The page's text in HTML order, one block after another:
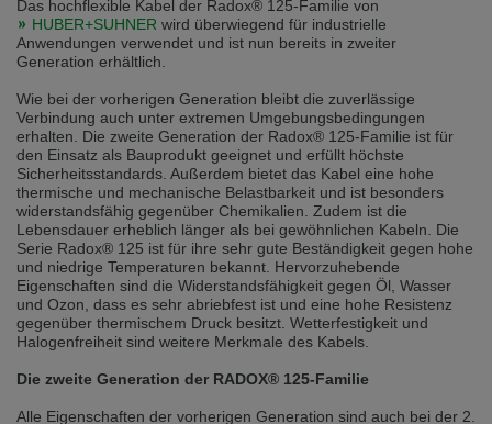
selected one. This website is also available in German. Would you like to
switch to the German version?
Switch to German version
Wir haben erkannt, dass ihr Browser eine andere Sprache als die derzeit
angezeigte bevorzugt. Diese Webseite ist auch auf Deutsch verfügbar.
Möchten Sie zur Deutschen Version wechseln?
Zur deutschen Version wechseln Auf dieser Version bleiben
We have detected, that your browser prefers another language than the
selected one. This website is also available in Czech. Would you like to
switch to the Czech version?
Switch to Czech version Stay on this version
Zdá se, že Váš prohlížeč je v jiném jazyce, než jaký je momentálně používán.
Das hochflexible Kabel der Radox® 125-Familie von
HUBER+SUHNER wird überwiegend für industrielle
Anwendungen verwendet und ist nun bereits in zweiter
Generation erhältlich.
Wie bei der vorherigen Generation bleibt die zuverlässige
Verbindung auch unter extremen Umgebungsbedingungen
erhalten. Die zweite Generation der Radox® 125-Familie ist für
den Einsatz als Bauprodukt geeignet und erfüllt höchste
Sicherheitsstandards. Außerdem bietet das Kabel eine hohe
thermische und mechanische Belastbarkeit und ist besonders
widerstandsfähig gegenüber Chemikalien. Zudem ist die
Lebensdauer erheblich länger als bei gewöhnlichen Kabeln. Die
Serie Radox® 125 ist für ihre sehr gute Beständigkeit gegen hohe
und niedrige Temperaturen bekannt. Hervorzuhebende
Eigenschaften sind die Widerstandsfähigkeit gegen Öl, Wasser
und Ozon, dass es sehr abriebfest ist und eine hohe Resistenz
gegenüber thermischem Druck besitzt. Wetterfestigkeit und
Halogenfreiheit sind weitere Merkmale des Kabels.
Die zweite Generation der RADOX® 125-Familie
Alle Eigenschaften der vorherigen Generation sind auch bei der 2.